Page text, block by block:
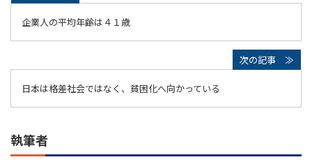
企業人の平均年齢は４１歳
日本は格差社会ではなく、貧困化へ向かっている
執筆者